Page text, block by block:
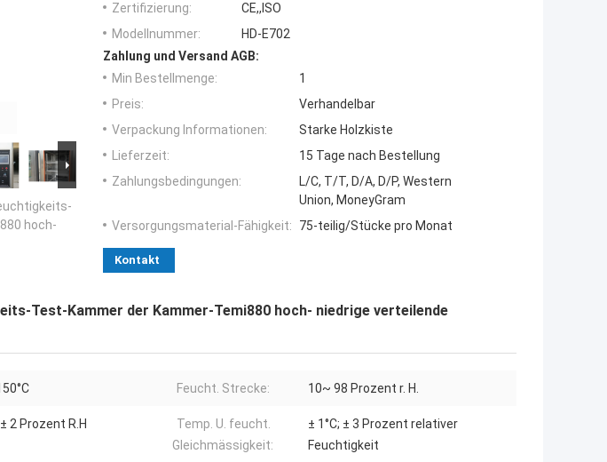
hoch-
Zertifizierung:
CE,,ISO
Modellnummer:
HD-E702
Zahlung und Versand AGB:
Min Bestellmenge:
1
Preis:
Verhandelbar
Verpackung Informationen:
Starke Holzkiste
Lieferzeit:
15 Tage nach Bestellung
Zahlungsbedingungen:
L/C, T/T, D/A, D/P, Western
Union, MoneyGram
Versorgungsmaterial-Fähigkeit:
75-teilig/Stücke pro Monat
Kontakt
Test-Kammer der Kammer-Temi880 hoch- niedrige verteilende
Feucht. Strecke: 10~ 98 Prozent r. H.
± 2 Prozent R.H
Temp. U. feucht.
Gleichmässigkeit:
± 1°C; ± 3 Prozent relativer
Feuchtigkeit